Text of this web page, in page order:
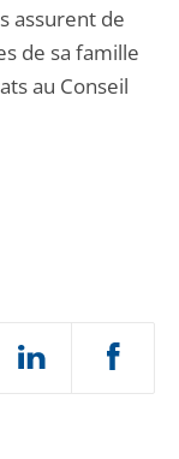
assurent de
de sa famille
au Conseil